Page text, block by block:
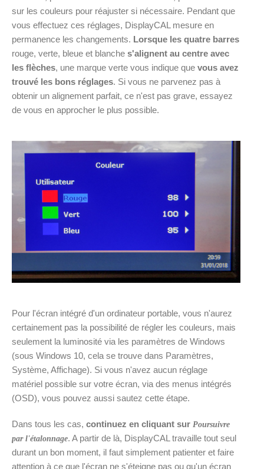
sur les couleurs pour réajuster si nécessaire. Pendant que
vous effectuez ces réglages, DisplayCAL mesure en
permanence les changements. Lorsque les quatre barres
rouge, verte, bleue et blanche s'alignent au centre avec
les flèches, une marque verte vous indique que vous avez
trouvé les bons réglages. Si vous ne parvenez pas à
obtenir un alignement parfait, ce n'est pas grave, essayez
de vous en approcher le plus possible.
Pour l'écran intégré d'un ordinateur portable, vous n'aurez
certainement pas la possibilité de régler les couleurs, mais
seulement la luminosité via les paramètres de Windows
(sous Windows 10, cela se trouve dans Paramètres,
Système, Affichage). Si vous n'avez aucun réglage
matériel possible sur votre écran, via des menus intégrés
(OSD), vous pouvez aussi sautez cette étape.
Dans tous les cas, continuez en cliquant sur Poursuivre
par l'étalonnage. A partir de là, DisplayCAL travaille tout seul
durant un bon moment, il faut simplement patienter et faire
attention à ce que l'écran ne s'éteigne pas ou qu'un écran